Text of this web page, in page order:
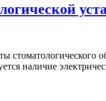
наличие